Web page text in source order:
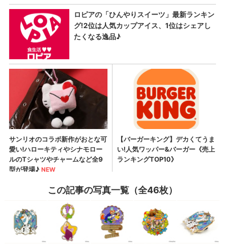
この記事の写真一覧（全46枚）